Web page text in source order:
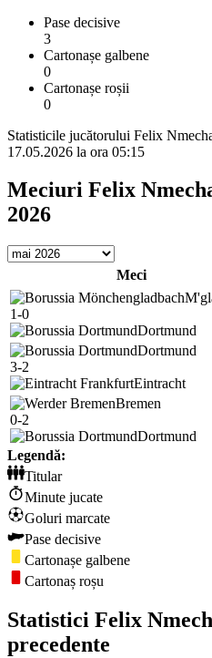
Pase decisive
3
Cartonașe galbene
0
Cartonașe roșii
0
Statisticile jucătorului Felix
17.05.2026 la ora 05:15
Meciuri Felix
2026
Meci
1-0
Dortmund
Dortmund
3-2
Eintracht
Bremen
0-2
Dortmund
Legendă:
Titular
Minute jucate
Goluri marcate
Pase decisive
Cartonașe galbene
Cartonaș roșu
Statistici Felix
precedente